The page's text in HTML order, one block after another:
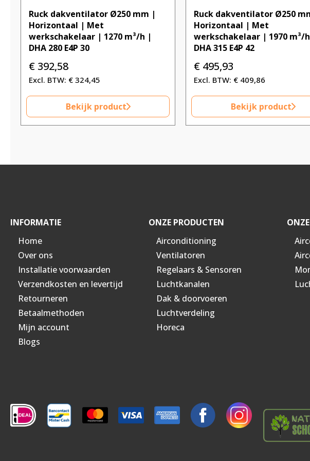
Ruck dakventilator Ø250 mm |
Horizontaal | Met
werkschakelaar | 1270 m³/h |
DHA 280 E4P 30
€ 392,58
€ 324,45
Bekijk product
Ruck dakventilator Ø250
Horizontaal | Met
werkschakelaar | 1970 m³/
DHA 315 E4P 42
€ 495,93
€ 409,86
Bekijk product
INFORMATIE
Home
Over ons
Installatie voorwaarden
Verzendkosten en levertijd
Retourneren
Betaalmethoden
Mijn account
Blogs
ONZE PRODUCTEN
Airconditioning
Ventilatoren
Regelaars & Sensoren
Luchtkanalen
Dak & doorvoeren
Luchtverdeling
Horeca